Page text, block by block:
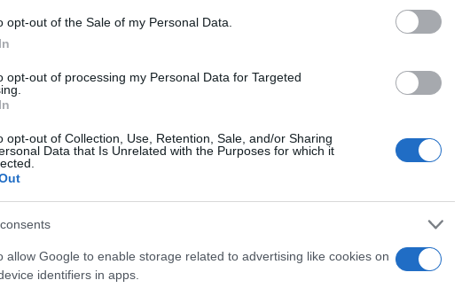
opt-out of the Sale of my Personal Data.
opt-out of processing my Personal Data for Targeted
opt-out of Collection, Use, Retention, Sale, and/or Sharing
Data that Is Unrelated with the Purposes for which it
allow Google to enable storage related to advertising like cookies on
identifiers in apps.
deCaracasy frente al Caribe, ha sido declarada
residentes como Yilsmaris Blanco y Larry Rojas
Todo, todo se desplomó», relata Blanco
la Mar, una de las localidades más golpeadas.
de los afectados: «No tenemos nada, ni
de Catia la Mar que alberga casi 200 torres
presentan
Crisis
UE
España y